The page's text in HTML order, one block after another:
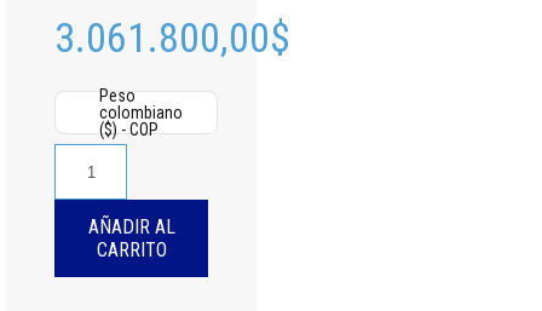
3.061.800,00$
Peso
colombiano
($) - COP
AÑADIR AL
CARRITO